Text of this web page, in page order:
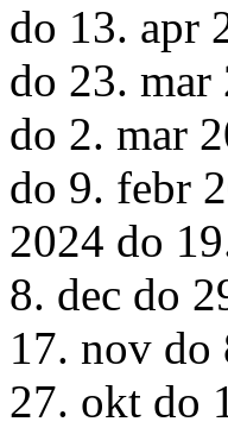
do 13. apr
do 23.
do 2. mar
do 9. febr
2024 do
8. dec do
17. nov
27. okt do